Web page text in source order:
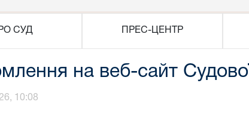
СУД ПРЕС-ЦЕНТР
на веб-сайт
10:08